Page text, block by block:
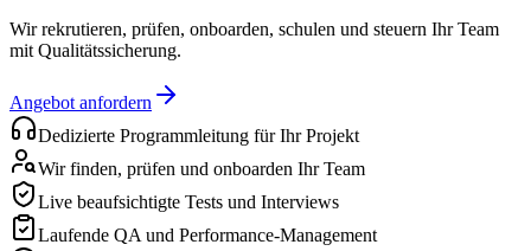
Wir rekrutieren, prüfen, onboarden, schulen und steuern Ihr Team
mit Qualitätssicherung.
Angebot anfordern
Dedizierte Programmleitung für Ihr Projekt
Wir finden, prüfen und onboarden Ihr Team
Live beaufsichtigte Tests und Interviews
Laufende QA und Performance-Management